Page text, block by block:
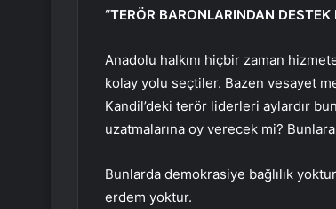
“TERÖR BARONLARINDAN DESTEK
Anadolu halkını hiçbir zaman
kolay yolu seçtiler. Bazen vesayet
Kandil’deki terör liderleri aylardır
uzatmalarına oy verecek mi?
Bunlarda demokrasiye bağlılık
erdem yoktur.